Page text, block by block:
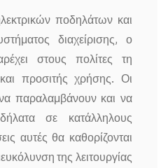
ποδηλάτων και
διαχείρισης, ο
στους πολίτες τη
προσιτής χρήσης. Οι
παραλαμβάνουν και να
σε κατάλληλους
αυτές θα καθορίζονται
της λειτουργίας